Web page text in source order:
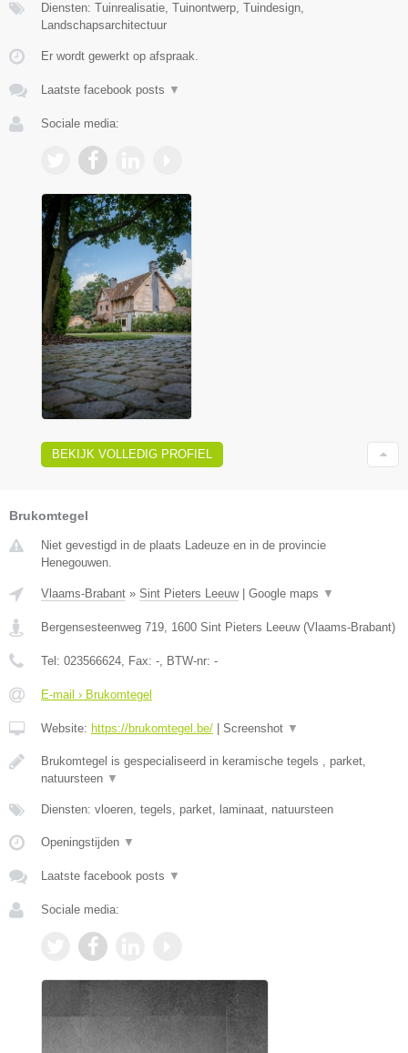
Diensten: Tuinrealisatie, Tuinontwerp, Tuindesign,
Landschapsarchitectuur
Er wordt gewerkt op afspraak.
Laatste facebook posts ▼
Sociale media:
BEKIJK VOLLEDIG PROFIEL
Brukomtegel
Niet gevestigd in de plaats Ladeuze en in de provincie
Henegouwen.
Vlaams-Brabant » Sint Pieters Leeuw| Google maps ▼
Bergensesteenweg 719, 1600 Sint Pieters Leeuw(Vlaams-Brabant)
Tel: 023566624, Fax: -, BTW-nr: -
E-mail › Brukomtegel
Website: https://brukomtegel.be/ Screenshot ▼
Brukomtegel is gespecialiseerd in keramische tegels , parket,
natuursteen ▼
Diensten: vloeren, tegels, parket, laminaat, natuursteen
Openingstijden ▼
Laatste facebook posts ▼
Sociale media: